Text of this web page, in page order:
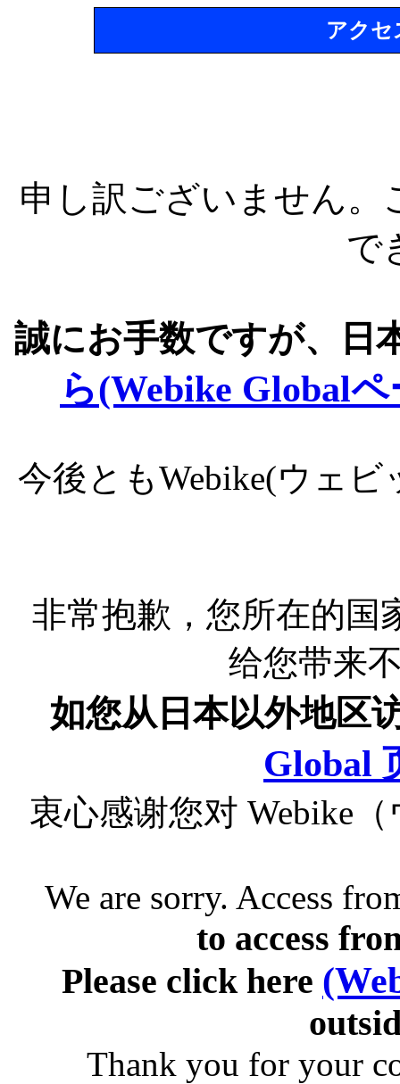
アクセ
申し訳ございません
で
誠にお手数ですが、日
ら(Webike Global
今後ともWebike(ウェ
非常抱歉，您所在的国
给您带来
如您从日本以外地区
Global
衷心感谢您对 Webike
We are sorry. Access
to access
Please click here
Thank you for your